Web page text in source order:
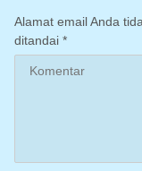
Alamat email Anda
ditandai *